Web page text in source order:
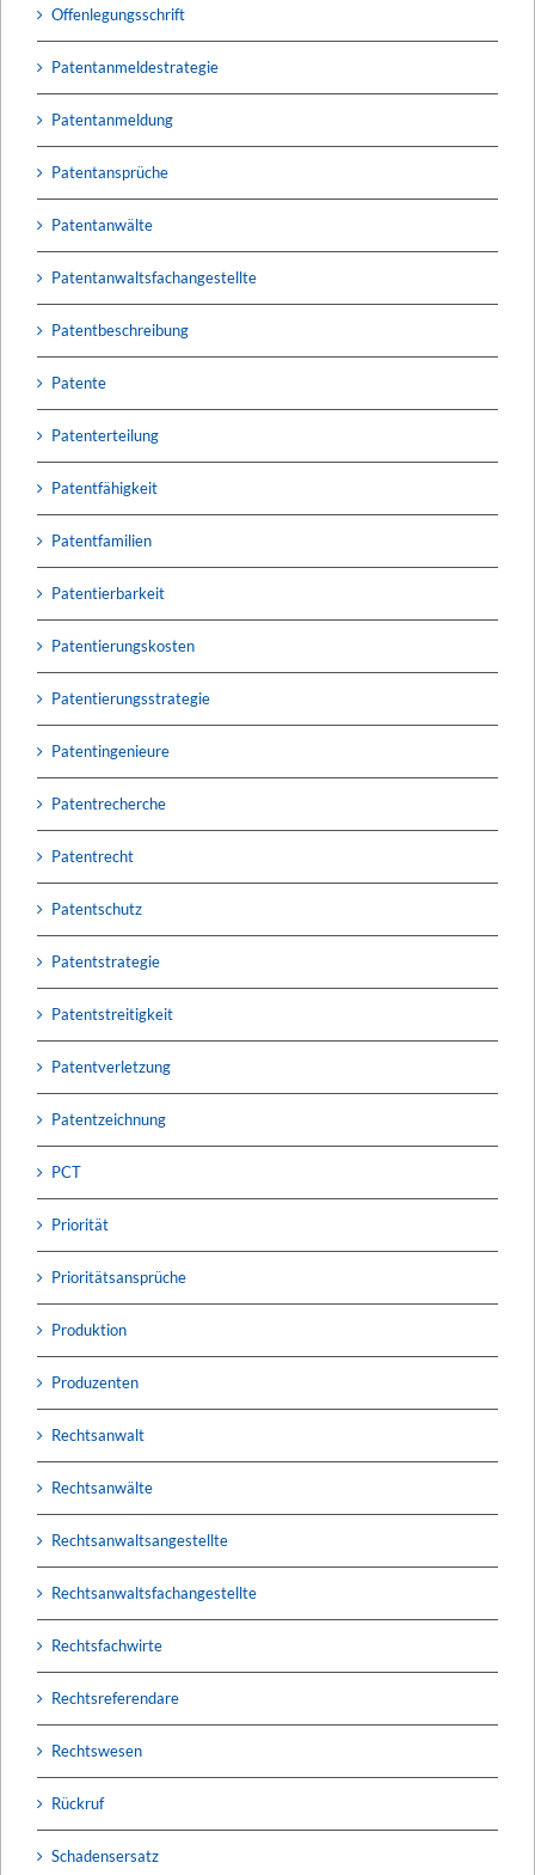
Offenlegungsschrift
Patentanmeldestrategie
Patentanmeldung
Patentansprüche
Patentanwälte
Patentanwaltsfachangestellte
Patentbeschreibung
Patente
Patenterteilung
Patentfähigkeit
Patentfamilien
Patentierbarkeit
Patentierungskosten
Patentierungsstrategie
Patentingenieure
Patentrecherche
Patentrecht
Patentschutz
Patentstrategie
Patentstreitigkeit
Patentverletzung
Patentzeichnung
PCT
Priorität
Prioritätsansprüche
Produktion
Produzenten
Rechtsanwalt
Rechtsanwälte
Rechtsanwaltsangestellte
Rechtsanwaltsfachangestellte
Rechtsfachwirte
Rechtsreferendare
Rechtswesen
Rückruf
Schadensersatz